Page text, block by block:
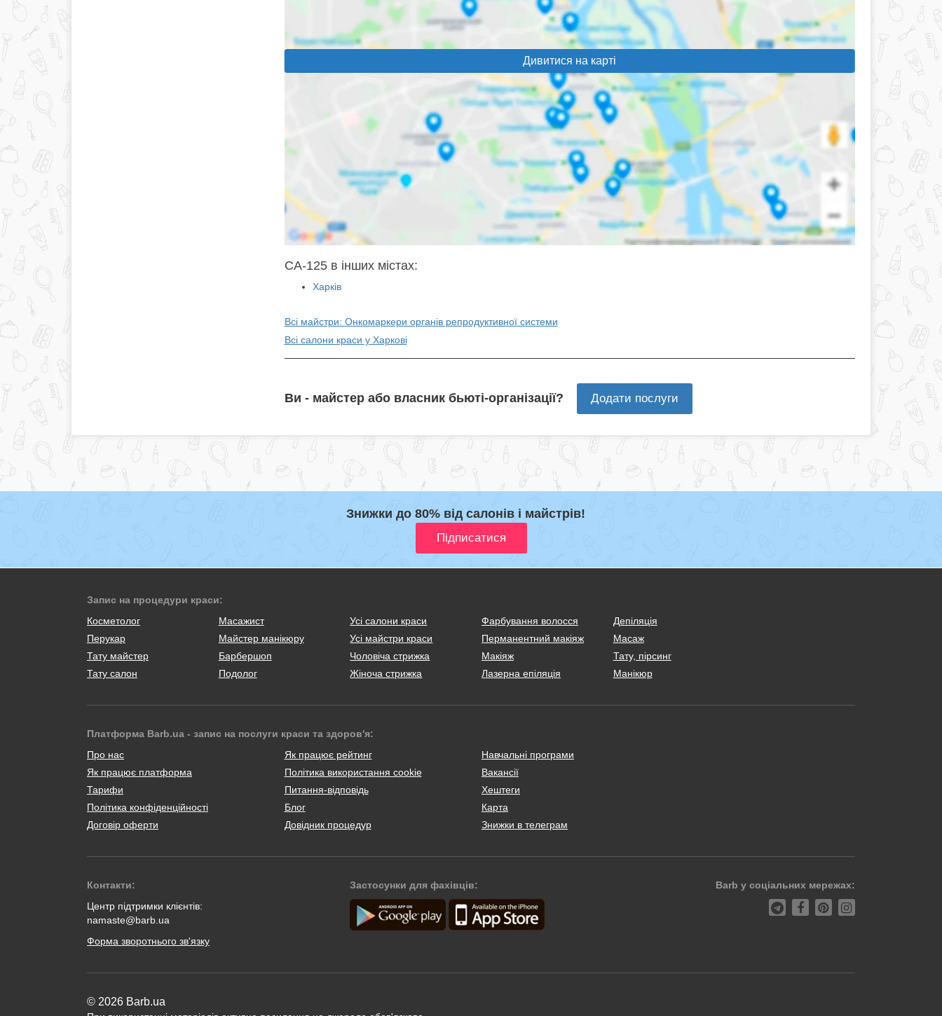
Дивитися на карті
CA-125 в інших містах:
Харків
Всі майстри: Онкомаркери органів репродуктивної системи
Всі салони краси у Харкові
Ви - майстер або власник бьюті-організації? Додати послуги
Знижки до 80% від салонів і майстрів!
Запис на процедури краси:
Косметолог
Масажист
Перукар
Майстер манікюру
Тату майстер
Барбершоп
Тату салон
Подолог
Усі салони краси
Усі майстри краси
Чоловіча стрижка
Жіноча стрижка
Фарбування волосся
Перманентний макіяж
Макіяж
Лазерна епіляція
Депіляція
Масаж
Тату, пірсинг
Манікюр
Платформа Barb.ua - запис на послуги краси та здоров'я:
Про нас
Як працює платформа
Тарифи
Політика конфіденційності
Договір оферти
Як працює рейтинг
Політика використання cookie
Питання-відповідь
Блог
Довідник процедур
Навчальні програми
Вакансії
Хештеги
Карта
Знижки в телеграм
Контакти:
Центр підтримки клієнтів:
namaste@barb.ua
Форма зворотнього зв'язку
Застосунки для фахівців: Barb у соціальних мережах:
© 2026 Barb.ua